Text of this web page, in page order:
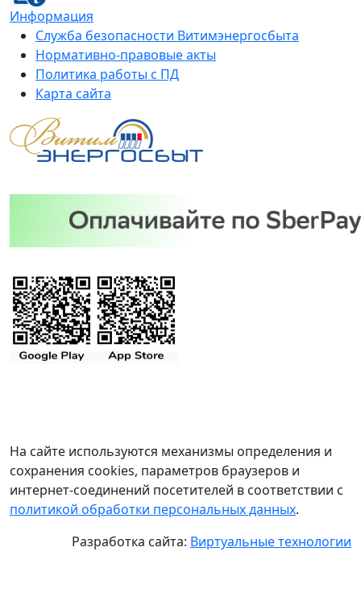
Информация
Служба безопасности Витимэнергосбыта
Нормативно-правовые акты
Политика работы с ПД
Карта сайта
На сайте используются механизмы определения и
сохранения cookies, параметров браузеров и
интернет-соединений посетителей в соответствии с
политикой обработки персональных данных.
Разработка сайта: Виртуальные технологии